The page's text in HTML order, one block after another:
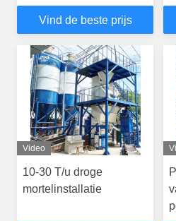
Vind de beste prijs
Video
10-30 T/u droge
mortelinstallatie